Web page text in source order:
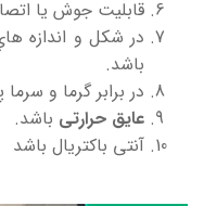
قابليت جوش يا
در شکل و اندازه
باشد.
در برابر گرما و سرما
عايق حرارتی باشد.
آنتی باکتريال باشد